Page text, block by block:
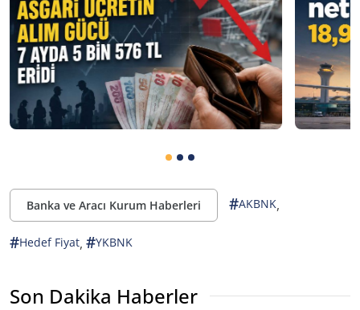
Banka ve Aracı Kurum Haberleri #AKBNK,
#Hedef Fiyat, #YKBNK
Son Dakika Haberler